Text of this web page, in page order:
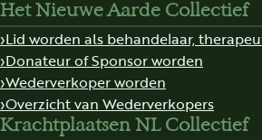
Het Nieuwe Aarde Collectief
Lid worden als behandelaar,
Donateur of Sponsor worden
Wederverkoper worden
Overzicht van Wederverkopers
Krachtplaatsen NL Collectief